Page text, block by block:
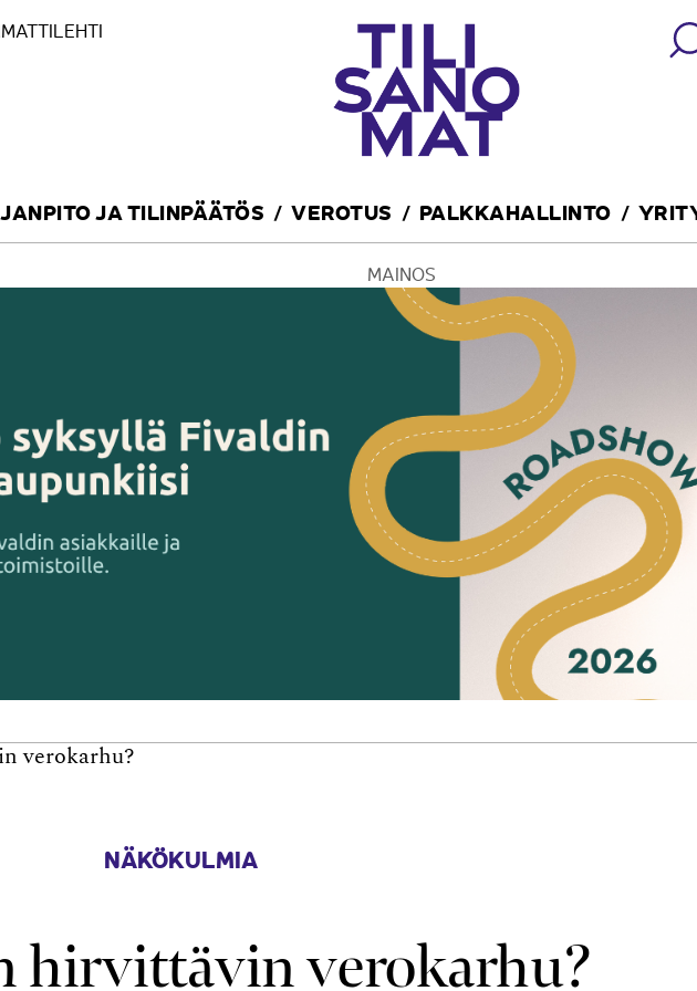
JA TILINPÄÄTÖS VEROTUS PALKKAHALLINTO
MAINOS
verokarhu?
NÄKÖKULMIA
hirvittävin verokarhu?